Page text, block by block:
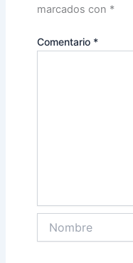
marcados con *
Comentario *